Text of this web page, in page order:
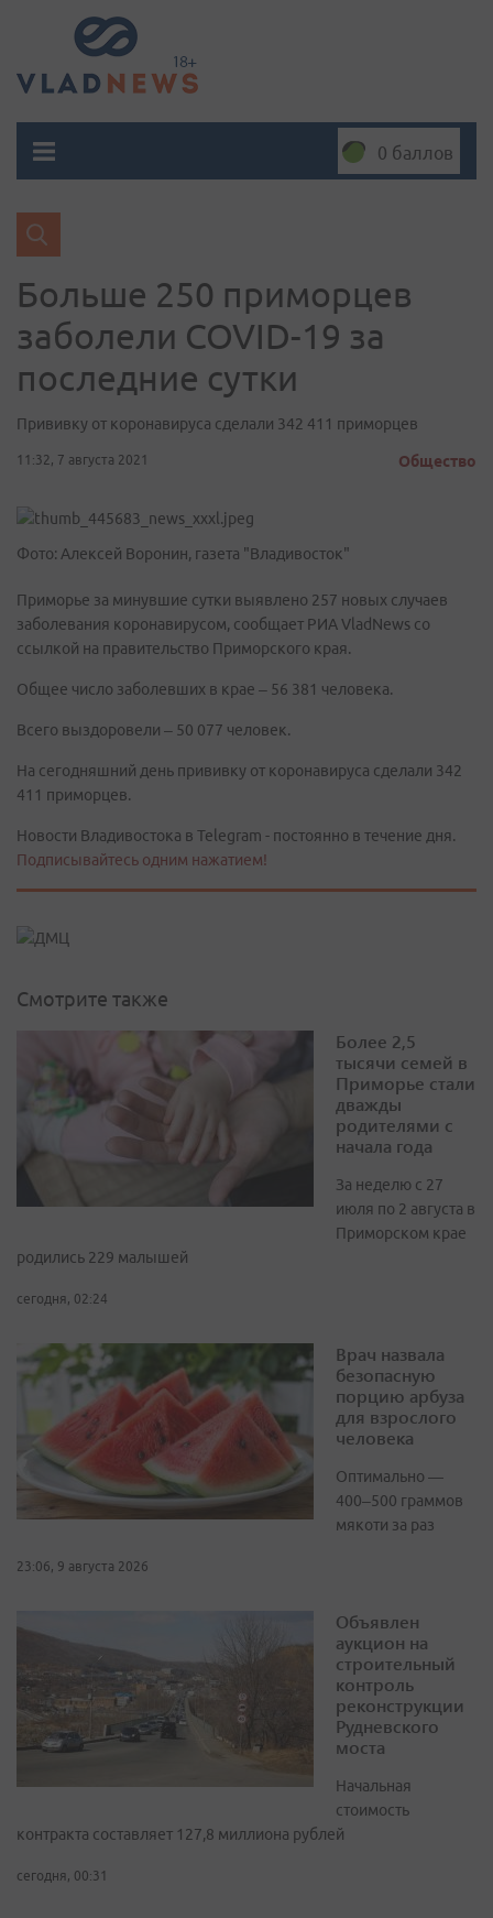
0 баллов
Больше 250 приморцев
заболели COVID-19 за
последние сутки
Прививку от коронавируса сделали 342 411 приморцев
11:32, 7 августа 2021 Общество
Фото: Алексей Воронин, газета "Владивосток"
Приморье за минувшие сутки выявлено 257 новых случаев
заболевания коронавирусом, сообщает РИА VladNews со
ссылкой на правительство Приморского края.
Общее число заболевших в крае – 56 381 человека.
Всего выздоровели – 50 077 человек.
На сегодняшний день прививку от коронавируса сделали 342
411 приморцев.
Новости Владивостока в Telegram - постоянно в течение дня.
Подписывайтесь одним нажатием!
Смотрите также
Более 2,5
тысячи семей в
Приморье стали
дважды
родителями с
начала года
За неделю с 27
июля по 2 августа в
Приморском крае
родились 229 малышей
сегодня, 02:24
Врач назвала
безопасную
порцию арбуза
для взрослого
человека
Оптимально —
400–500 граммов
мякоти за раз
23:06, 9 августа 2026
Объявлен
аукцион на
строительный
контроль
реконструкции
Рудневского
моста
Начальная
стоимость
контракта составляет 127,8 миллиона рублей
сегодня, 00:31